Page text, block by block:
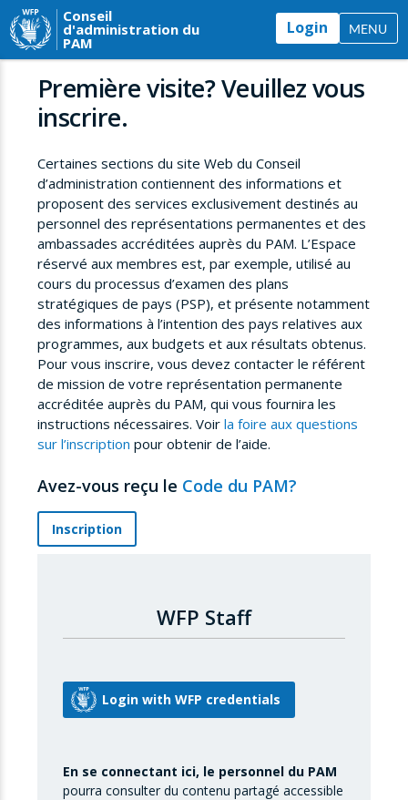
Conseil
d'administration du
PAM
Login MENU
Première visite? Veuillez vous
inscrire.
Certaines sections du site Web du Conseil
d’administration contiennent des informations et
proposent des services exclusivement destinés au
personnel des représentations permanentes et des
ambassades accréditées auprès du PAM. L’Espace
réservé aux membres est, par exemple, utilisé au
cours du processus d’examen des plans
stratégiques de pays (PSP), et présente notamment
des informations à l’intention des pays relatives aux
programmes, aux budgets et aux résultats obtenus.
Pour vous inscrire, vous devez contacter le référent
de mission de votre représentation permanente
accréditée auprès du PAM, qui vous fournira les
instructions nécessaires. Voir la foire aux questions
sur l’inscription pour obtenir de l’aide.
Avez-vous reçu le Code du PAM?
Inscription
WFP Staff
En se connectant ici, le personnel du PAM
pourra consulter du contenu partagé accessible